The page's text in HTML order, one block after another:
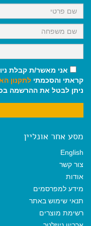
אני מאשר/ת קבלת
קראתי והסכמתי לתקנון
ניתן לבטל את ההרשמה
מסע אחר אונליין
English
צור קשר
אודות
מידע למפרסמים
תנאי שימוש באתר
רשימת מוצרים